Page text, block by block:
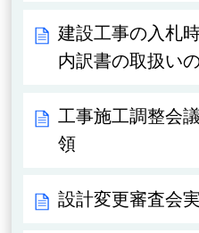
建設工事の入札
内訳書の取扱い
工事施工調整会
領
設計変更審査会